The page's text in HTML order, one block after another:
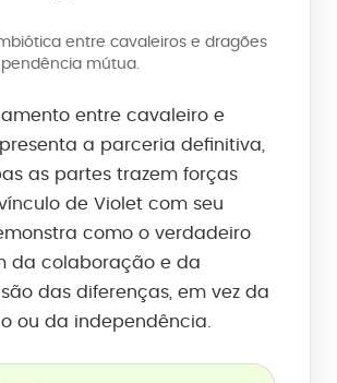
entre cavaleiros e dragões
mútua.
entre cavaleiro e
a parceria definitiva,
as partes trazem forças
de Violet com seu
como o verdadeiro
da colaboração e da
das diferenças, em vez da
ou da independência.